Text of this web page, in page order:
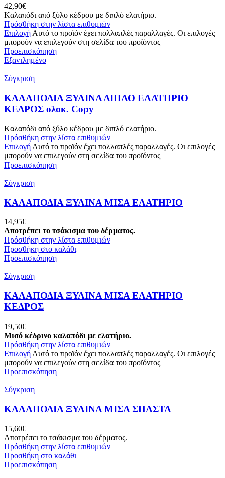
42,90€
Kαλαπόδι από ξύλο κέδρου με διπλό ελατήριο.
Πρόσθήκη στην λίστα επιθυμιών
Επιλογή Αυτό το προϊόν έχει πολλαπλές παραλλαγές. Οι επιλογές
μπορούν να επιλεγούν στη σελίδα του προϊόντος
Προεπισκόπηση
Εξαντλημένο
Σύγκριση
ΚΑΛΑΠΟΔΙΑ ΞΥΛΙΝΑ ΔΙΠΛΟ ΕΛΑΤΗΡΙΟ
ΚΕΔΡΟΣ ολοκ. Copy
Kαλαπόδι από ξύλο κέδρου με διπλό ελατήριο.
Πρόσθήκη στην λίστα επιθυμιών
Επιλογή Αυτό το προϊόν έχει πολλαπλές παραλλαγές. Οι επιλογές
μπορούν να επιλεγούν στη σελίδα του προϊόντος
Προεπισκόπηση
Σύγκριση
ΚΑΛΑΠΟΔΙΑ ΞΥΛΙΝΑ ΜΙΣΑ ΕΛΑΤΗΡΙΟ
14,95€
Αποτρέπει το τσάκισμα του δέρματος.
Πρόσθήκη στην λίστα επιθυμιών
Προσθήκη στο καλάθι
Προεπισκόπηση
Σύγκριση
ΚΑΛΑΠΟΔΙΑ ΞΥΛΙΝΑ ΜΙΣΑ ΕΛΑΤΗΡΙΟ
ΚΕΔΡΟΣ
19,50€
Μισό κέδρινο καλαπόδι με ελατήριο.
Πρόσθήκη στην λίστα επιθυμιών
Επιλογή Αυτό το προϊόν έχει πολλαπλές παραλλαγές. Οι επιλογές
μπορούν να επιλεγούν στη σελίδα του προϊόντος
Προεπισκόπηση
Σύγκριση
ΚΑΛΑΠΟΔΙΑ ΞΥΛΙΝΑ ΜΙΣΑ ΣΠΑΣΤΑ
15,60€
Αποτρέπει το τσάκισμα του δέρματος.
Πρόσθήκη στην λίστα επιθυμιών
Προσθήκη στο καλάθι
Προεπισκόπηση